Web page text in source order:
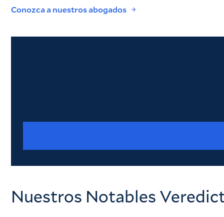
Conozca a nuestros abogados
Nuestros Notables